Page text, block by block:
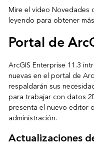
Mire el video Novedades
leyendo para obtener
Portal de
ArcGIS Enterprise 11.3
nuevas en el portal de
respaldarán sus
para trabajar con datos
presenta el nuevo editor
administración.
Actualizaciones